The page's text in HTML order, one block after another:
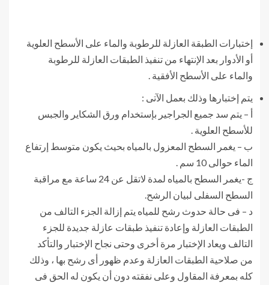
إختبارات الطبقة العازلة للرطوبة والماء على الأسطح العلوية
أو الأدوار بعد الإنتهاء من تنفيذ الطبقات العازلة للرطوبة
والماء على الأسطح الأفقية .
يتم إختبارها وذلك بعمل الآتى :
أ – يتم سد جميع الجراجير بإستخدام ورق الشكاير والجبس
للأسطح العلوية .
ب – يغمر السطح المعزول بالمياه بحيث يكون متوسط إرتفاع
الماء حوالى 10 سم .
ج -يغمر السطح بالمياه لمدة لاتقل عن 24 ساعة مع مراقبة
السطح السفلى لبيان الرشح.
د – فى حالة حدوث رشح للمياه يتم إزالة الجزء التالف من
الطبقات العازلة وإعادة تنفيذ طبقات عازلة جديدة للجزء
التالف ويعاد الإختبار مرة أخرى وحتى نجاح الإختبار والتأكد
من صلاحية الطبقات العازلة وعدم ظهور أى رشح بها ، وذلك
كله بمعرفة المقاول وعلى نفقته دون أن يكون له الحق فى